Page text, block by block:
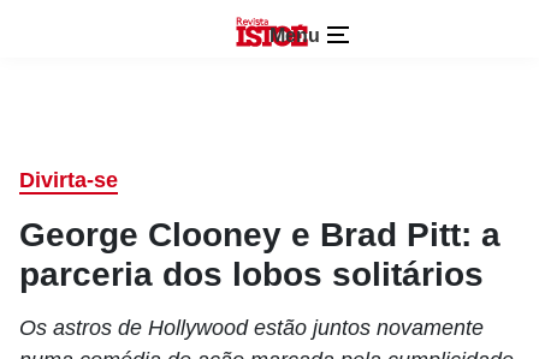
Menu
Divirta-se
George Clooney e Brad Pitt: a
parceria dos lobos solitários
Os astros de Hollywood estão juntos novamente